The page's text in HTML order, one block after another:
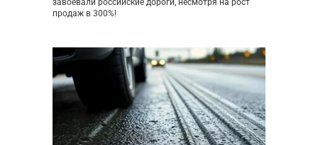
завоевали российские дороги, несмотря на рост
продаж в 300%!